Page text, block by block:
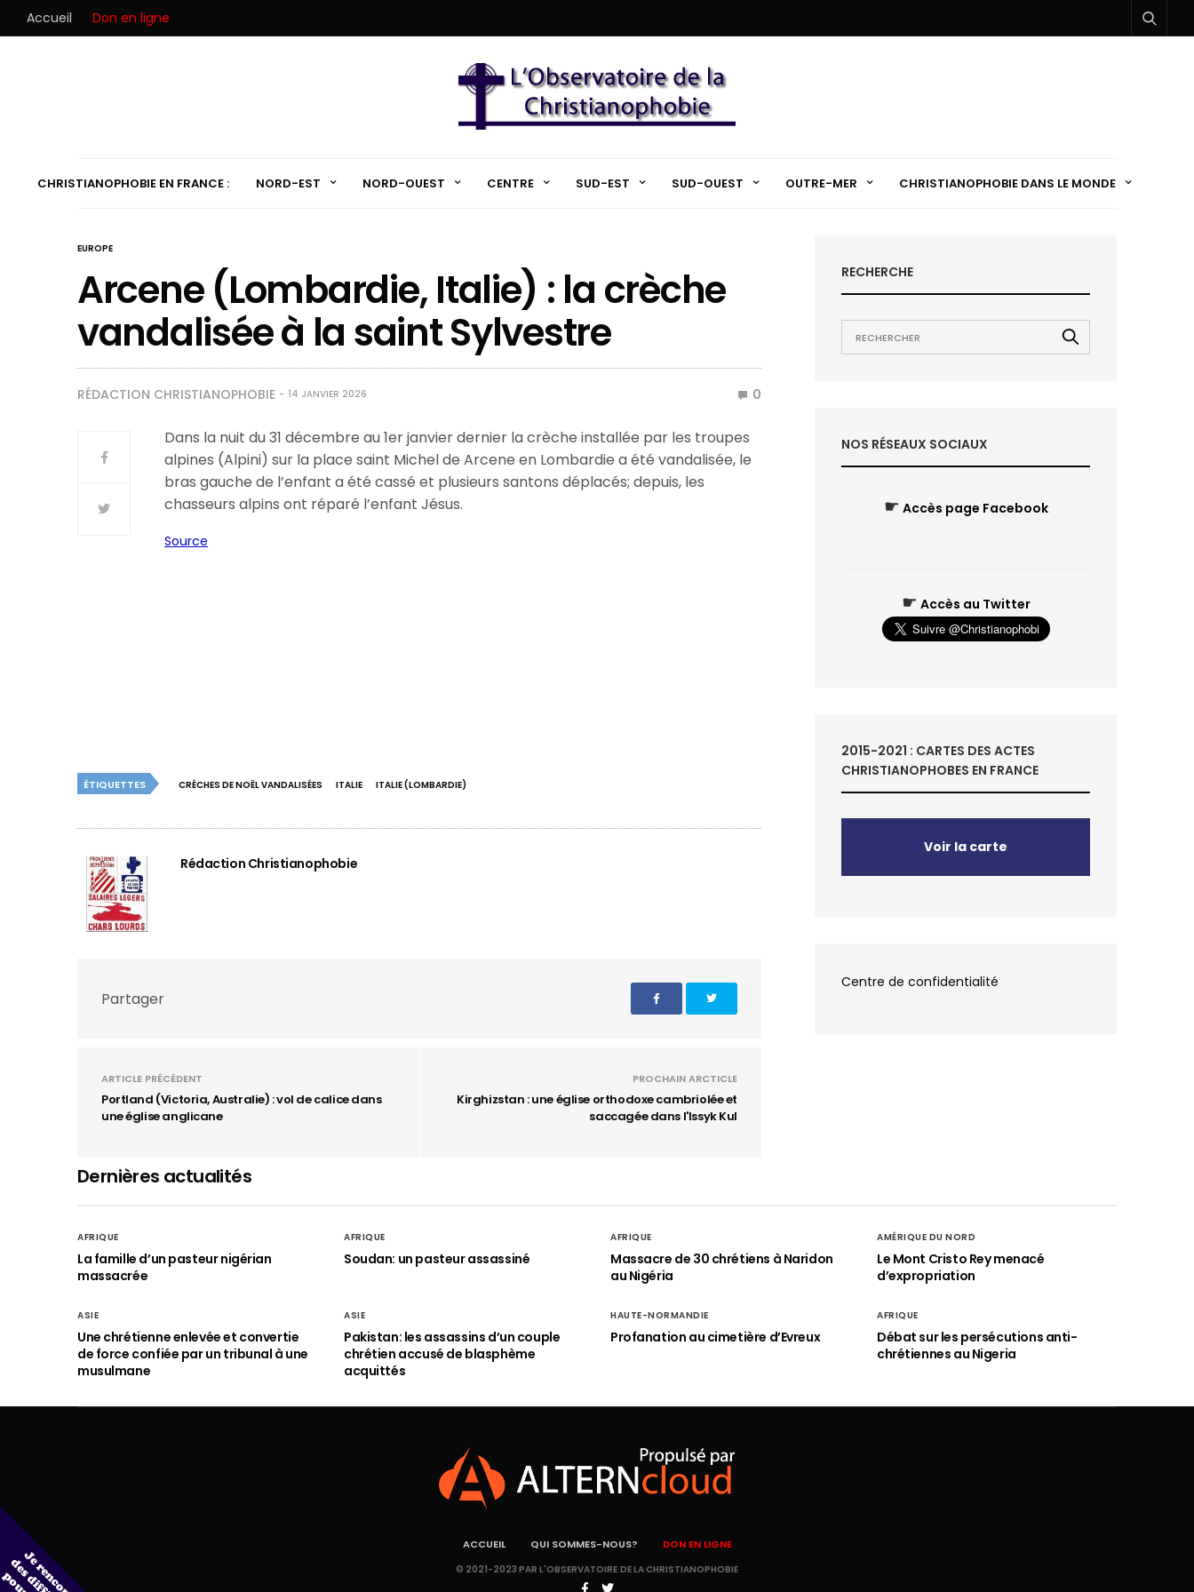
Accueil Don en ligne
CHRISTIANOPHOBIE EN FRANCE : NORD-EST NORD-OUEST CENTRE SUD-EST SUD-OUEST OUTRE-MER CHRISTIANOPHOBIE DANS LE MONDE
EUROPE
Arcene (Lombardie, Italie) : la crèche
vandalisée à la saint Sylvestre
RÉDACTION CHRISTIANOPHOBIE 14 JANVIER 2026 0
Dans la nuit du 31 décembre au 1er janvier dernier la crèche installée par les troupes
alpines (Alpini) sur la place saint Michel de Arcene en Lombardie a été vandalisée, le
bras gauche de l’enfant a été cassé et plusieurs santons déplacés; depuis, les
chasseurs alpins ont réparé l’enfant Jésus.
Source
ÉTIQUETTES CRÈCHES DE NOËL VANDALISÉES ITALIE ITALIE (LOMBARDIE)
Rédaction Christianophobie
Partager
ARTICLE PRÉCÉDENT
Portland (Victoria, Australie) : vol de calice dans
une église anglicane
PROCHAIN ARCTICLE
Kirghizstan : une église orthodoxe cambriolée et
saccagée dans l'Issyk Kul
RECHERCHE
NOS RÉSEAUX SOCIAUX
☛ Accès page Facebook
☛ Accès au Twitter
2015-2021 : CARTES DES ACTES
CHRISTIANOPHOBES EN FRANCE
Voir la carte
Centre de confidentialité
Dernières actualités
AFRIQUE
La famille d’un pasteur nigérian
massacrée
AFRIQUE
Soudan: un pasteur assassiné
AFRIQUE
Massacre de 30 chrétiens à Naridon
au Nigéria
AMÉRIQUE DU NORD
Le Mont Cristo Rey menacé
d’expropriation
ASIE
Une chrétienne enlevée et convertie
de force confiée par un tribunal à une
musulmane
ASIE
Pakistan: les assassins d’un couple
chrétien accusé de blasphème
acquittés
HAUTE-NORMANDIE
Profanation au cimetière d’Evreux
AFRIQUE
Débat sur les persécutions anti-
chrétiennes au Nigeria
ACCUEIL QUI SOMMES-NOUS? DON EN LIGNE
© 2021-2023 PAR L'OBSERVATOIRE DE LA CHRISTIANOPHOBIE